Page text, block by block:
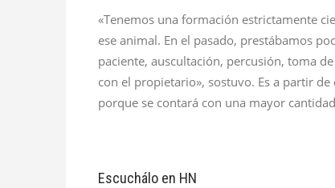
«Tenemos una formación estrictamente
ese animal. En el pasado, prestábamos
paciente, auscultación, percusión, toma
con el propietario», sostuvo. Es a partir
porque se contará con una mayor
Escuchálo en HN